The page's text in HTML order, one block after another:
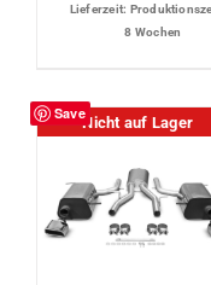
Lieferzeit:
8 Wochen
Save
Nicht auf Lager